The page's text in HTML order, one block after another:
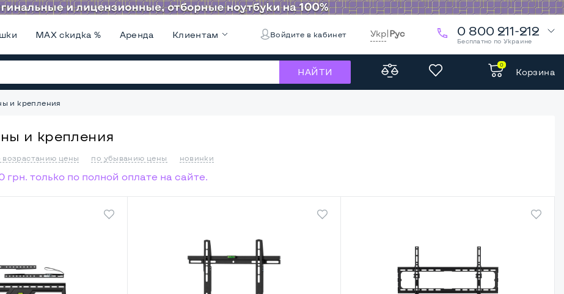
MAX скидка % Аренда Клиентам Войдите в кабинет Укр|Рус 0 800 211-212
Бесплатно по Украине
НАЙТИ
0
Корзина
и крепления
и крепления
возрастанию цены по убыванию цены новинки
грн. только по полной оплате на сайте.